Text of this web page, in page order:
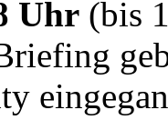
Uhr (bis